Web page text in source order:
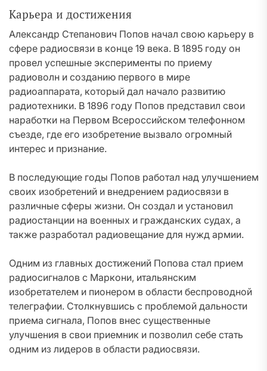
Карьера и достижения
Александр Степанович Попов начал свою карьеру в
сфере радиосвязи в конце 19 века. В 1895 году он
провел успешные эксперименты по приему
радиоволн и созданию первого в мире
радиоаппарата, который дал начало развитию
радиотехники. В 1896 году Попов представил свои
наработки на Первом Всероссийском телефонном
съезде, где его изобретение вызвало огромный
интерес и признание.
В последующие годы Попов работал над улучшением
своих изобретений и внедрением радиосвязи в
различные сферы жизни. Он создал и установил
радиостанции на военных и гражданских судах, а
также разработал радиовещание для нужд армии.
Одним из главных достижений Попова стал прием
радиосигналов с Маркони, итальянским
изобретателем и пионером в области беспроводной
телеграфии. Столкнувшись с проблемой дальности
приема сигнала, Попов внес существенные
улучшения в свои приемник и позволил себе стать
одним из лидеров в области радиосвязи.